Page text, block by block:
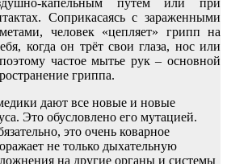
капельным путем или при
Соприкасаясь с зараженными
человек «цепляет» грипп на
когда он трёт свои глаза, нос или
частое мытье рук – основной
гриппа.
дают все новые и новые
Это обусловлено его мутацией.
это очень коварное
не только дыхательную
на другие органы и системы